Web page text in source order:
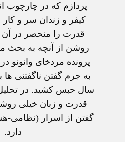
پردازم که در چارچوب
کيفر و زندان سر و کار
قدرت را منحصر در آن
روشن از آنچه به بحث
پرونده مردخای وانونو
سال حبس کشيد. در تحليل
قدرت و زبان خيلی
گفتن از اسرار (نظامی-
دارد.